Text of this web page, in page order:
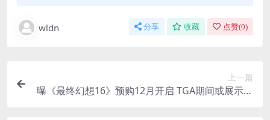
wldn 分享 收藏 点赞(0)
上一篇
曝《最终幻想16》预购12月开启 TGA期间或展示新